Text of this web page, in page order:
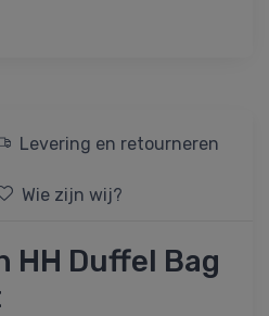
Levering en retourneren
Wie zijn wij?
HH Duffel Bag